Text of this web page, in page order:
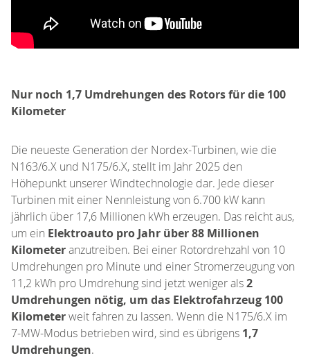
Nur noch 1,7 Umdrehungen des Rotors für die 100
Kilometer
Die neueste Generation der Nordex-Turbinen, wie die
N163/6.X und N175/6.X, stellt im Jahr 2025 den
Höhepunkt unserer Windtechnologie dar. Jede dieser
Turbinen mit einer Nennleistung von 6.700 kW kann
jährlich über 17,6 Millionen kWh erzeugen. Das reicht aus,
um ein Elektroauto pro Jahr über 88 Millionen
Kilometeranzutreiben. Bei einer Rotordrehzahl von 10
Umdrehungen pro Minute und einer Stromerzeugung von
11,2 kWh pro Umdrehung sind jetzt weniger als2
Umdrehungen nötig, um das Elektrofahrzeug 100
Kilometerweit fahren zu lassen. Wenn die N175/6.X im
7-MW-Modus betrieben wird, sind es übrigens 1,7
Umdrehungen.